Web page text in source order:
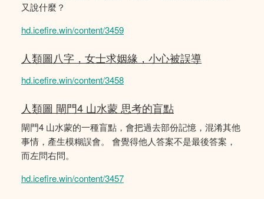
又說什麼？
hd.icefire.win/content/3459
人類圖八字，女士求姻緣，小心被誤導
hd.icefire.win/content/3458
人類圖 閘門4 山水蒙 思考的盲點
閘門4 山水蒙的一種盲點，會把過去部份記憶，混淆其他
事情，產生模糊誤會。 會覺得他人答案不是最後答案，
而左問右問。
hd.icefire.win/content/3457